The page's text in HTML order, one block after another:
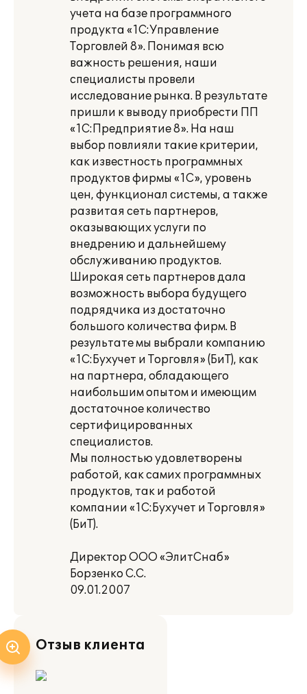
учета на базе программного
продукта «1С:Управление
Торговлей 8». Понимая всю
важность решения, наши
специалисты провели
исследование рынка. В результате
пришли к выводу приобрести ПП
«1С:Предприятие 8». На наш
выбор повлияли такие критерии,
как известность программных
продуктов фирмы «1С», уровень
цен, функционал системы, а также
развитая сеть партнеров,
оказывающих услуги по
внедрению и дальнейшему
обслуживанию продуктов.
Широкая сеть партнеров дала
возможность выбора будущего
подрядчика из достаточно
большого количества фирм. В
результате мы выбрали компанию
«1С:Бухучет и Торговля» (БиТ), как
на партнера, обладающего
наибольшим опытом и имеющим
достаточное количество
сертифицированных
специалистов.
Мы полностью удовлетворены
работой, как самих программных
продуктов, так и работой
компании «1С:Бухучет и Торговля»
(БиТ).
Директор ООО «ЭлитСнаб»
Борзенко С.С.
09.01.2007
Отзыв клиента